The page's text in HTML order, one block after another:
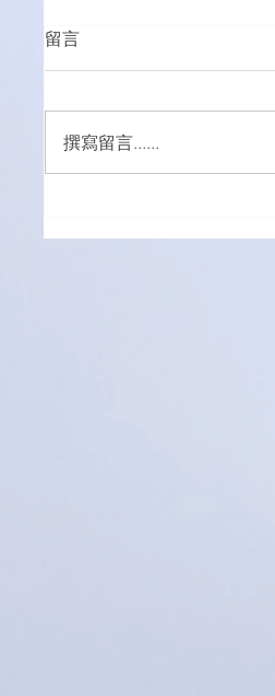
樂園！
留言
撰寫留言......